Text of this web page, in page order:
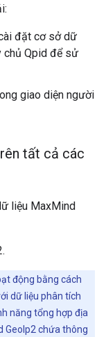
đặt cơ sở dữ
chủ Qpid để sử
giao diện người
tất cả các
liệu MaxMind
động bằng cách
dữ liệu phân tích
năng tổng hợp địa
GeoIp2 chứa thông